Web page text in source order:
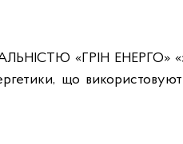
«ГРІН ЕНЕРГО»
що